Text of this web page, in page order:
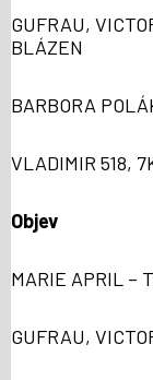
GUFRAU,
BLÁZEN
BARBORA
VLADIMIR 518,
Objev
MARIE APRIL –
GUFRAU,